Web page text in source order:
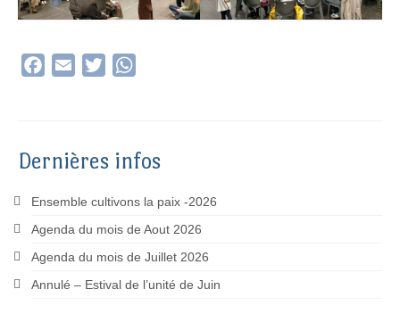
Facebook
Email Twitter
Dernières infos
Ensemble cultivons la paix -2026
Agenda du mois de Aout 2026
Agenda du mois de Juillet 2026
Annulé – Estival de l’unité de Juin